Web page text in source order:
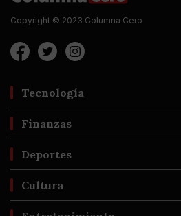
Copyright © 2023 Columna Cero
Tecnología
Finanzas
Deportes
Cultura